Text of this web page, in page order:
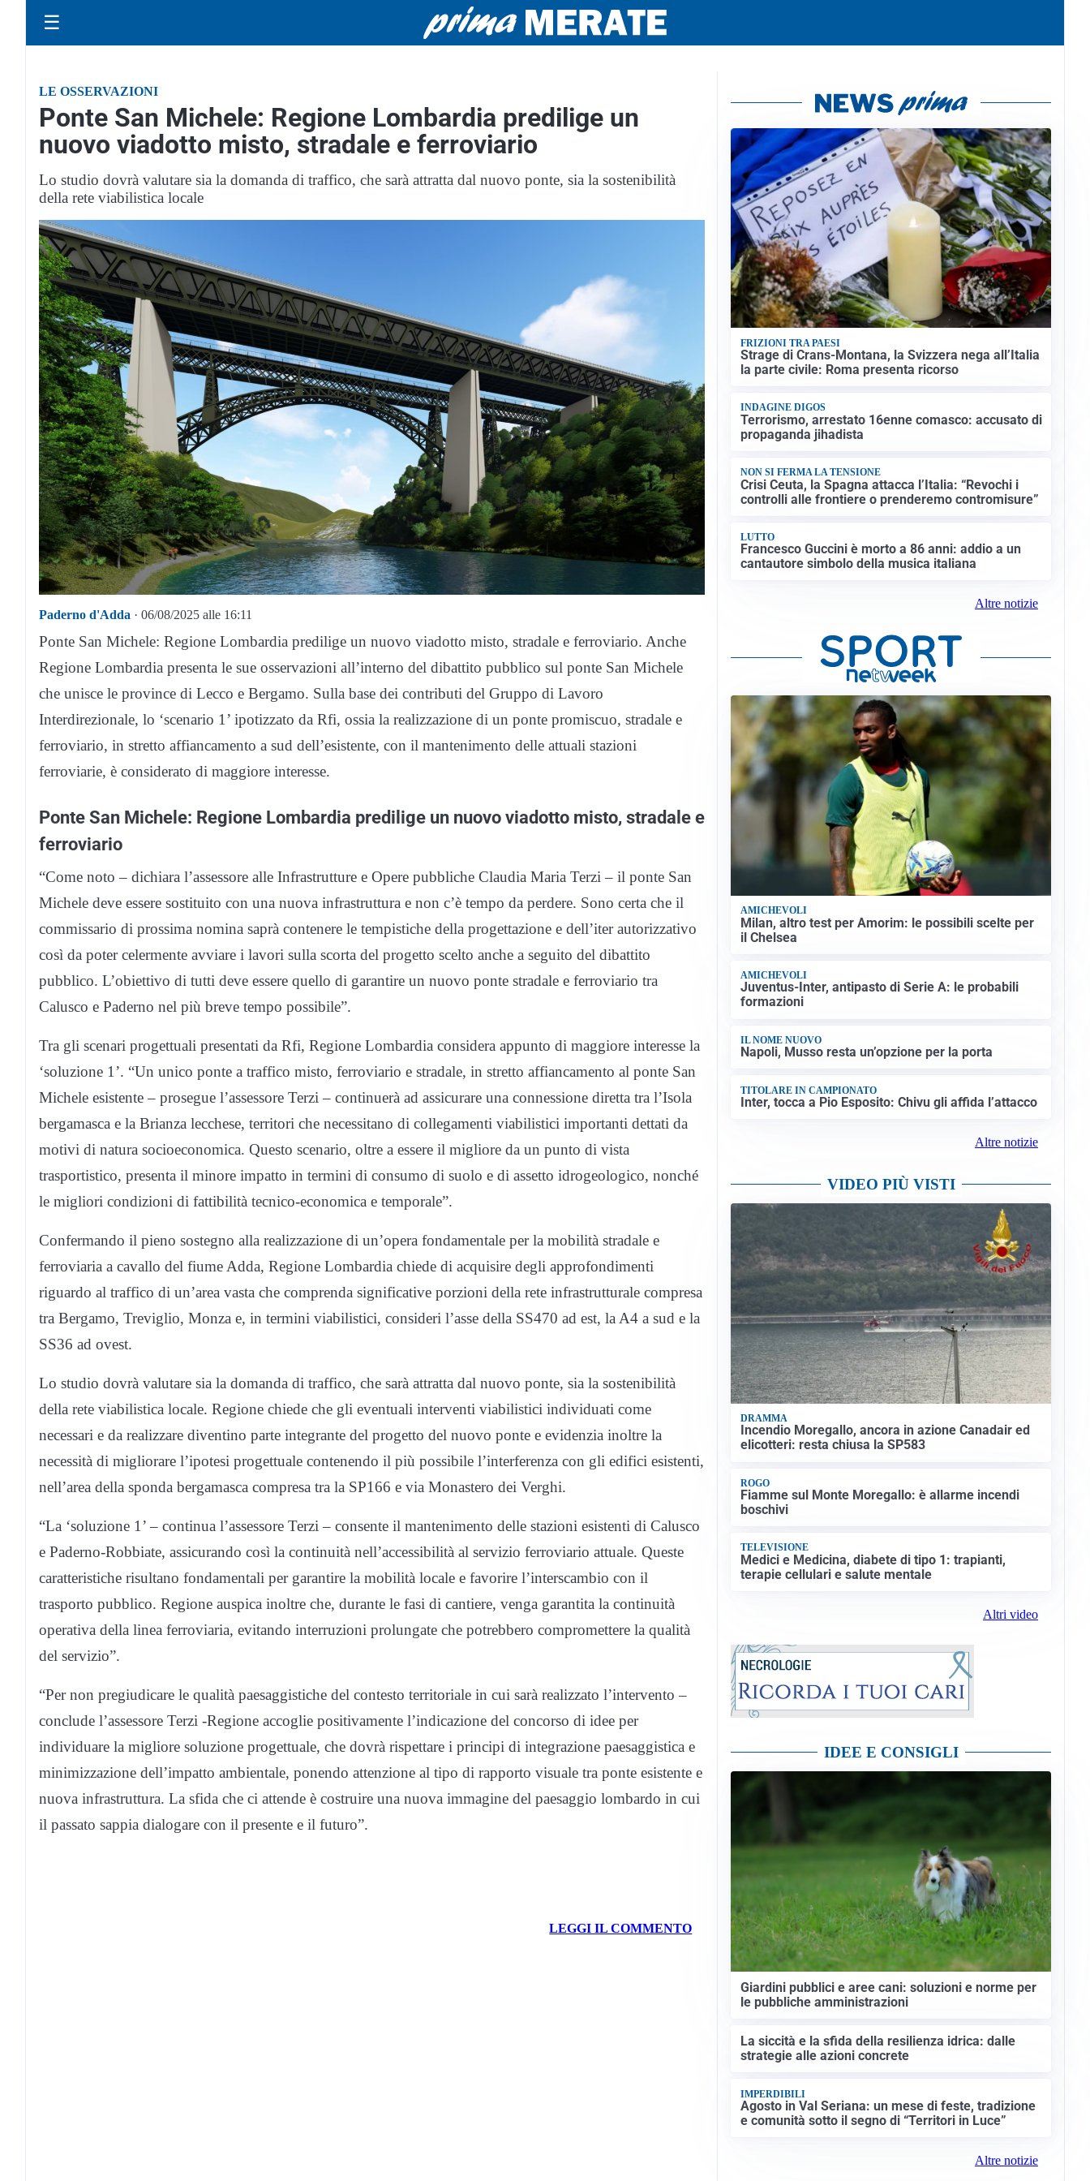
☰
LE OSSERVAZIONI
Ponte San Michele: Regione Lombardia predilige un
nuovo viadotto misto, stradale e ferroviario
Lo studio dovrà valutare sia la domanda di traffico, che sarà attratta dal nuovo ponte, sia la sostenibilità
della rete viabilistica locale
Paderno d'Adda · 06/08/2025 alle 16:11
Ponte San Michele: Regione Lombardia predilige un nuovo viadotto misto, stradale e ferroviario. Anche
Regione Lombardia presenta le sue osservazioni all’interno del dibattito pubblico sul ponte San Michele
che unisce le province di Lecco e Bergamo. Sulla base dei contributi del Gruppo di Lavoro
Interdirezionale, lo ‘scenario 1’ ipotizzato da Rfi, ossia la realizzazione di un ponte promiscuo, stradale e
ferroviario, in stretto affiancamento a sud dell’esistente, con il mantenimento delle attuali stazioni
ferroviarie, è considerato di maggiore interesse.
Ponte San Michele: Regione Lombardia predilige un nuovo viadotto misto, stradale e
ferroviario
“Come noto – dichiara l’assessore alle Infrastrutture e Opere pubbliche Claudia Maria Terzi – il ponte San
Michele deve essere sostituito con una nuova infrastruttura e non c’è tempo da perdere. Sono certa che il
commissario di prossima nomina saprà contenere le tempistiche della progettazione e dell’iter autorizzativo
così da poter celermente avviare i lavori sulla scorta del progetto scelto anche a seguito del dibattito
pubblico. L’obiettivo di tutti deve essere quello di garantire un nuovo ponte stradale e ferroviario tra
Calusco e Paderno nel più breve tempo possibile”.
Tra gli scenari progettuali presentati da Rfi, Regione Lombardia considera appunto di maggiore interesse la
‘soluzione 1’. “Un unico ponte a traffico misto, ferroviario e stradale, in stretto affiancamento al ponte San
Michele esistente – prosegue l’assessore Terzi – continuerà ad assicurare una connessione diretta tra l’Isola
bergamasca e la Brianza lecchese, territori che necessitano di collegamenti viabilistici importanti dettati da
motivi di natura socioeconomica. Questo scenario, oltre a essere il migliore da un punto di vista
trasportistico, presenta il minore impatto in termini di consumo di suolo e di assetto idrogeologico, nonché
le migliori condizioni di fattibilità tecnico-economica e temporale”.
Confermando il pieno sostegno alla realizzazione di un’opera fondamentale per la mobilità stradale e
ferroviaria a cavallo del fiume Adda, Regione Lombardia chiede di acquisire degli approfondimenti
riguardo al traffico di un’area vasta che comprenda significative porzioni della rete infrastrutturale compresa
tra Bergamo, Treviglio, Monza e, in termini viabilistici, consideri l’asse della SS470 ad est, la A4 a sud e la
SS36 ad ovest.
Lo studio dovrà valutare sia la domanda di traffico, che sarà attratta dal nuovo ponte, sia la sostenibilità
della rete viabilistica locale. Regione chiede che gli eventuali interventi viabilistici individuati come
necessari e da realizzare diventino parte integrante del progetto del nuovo ponte e evidenzia inoltre la
necessità di migliorare l’ipotesi progettuale contenendo il più possibile l’interferenza con gli edifici esistenti,
nell’area della sponda bergamasca compresa tra la SP166 e via Monastero dei Verghi.
“La ‘soluzione 1’ – continua l’assessore Terzi – consente il mantenimento delle stazioni esistenti di Calusco
e Paderno-Robbiate, assicurando così la continuità nell’accessibilità al servizio ferroviario attuale. Queste
caratteristiche risultano fondamentali per garantire la mobilità locale e favorire l’interscambio con il
trasporto pubblico. Regione auspica inoltre che, durante le fasi di cantiere, venga garantita la continuità
operativa della linea ferroviaria, evitando interruzioni prolungate che potrebbero compromettere la qualità
del servizio”.
“Per non pregiudicare le qualità paesaggistiche del contesto territoriale in cui sarà realizzato l’intervento –
conclude l’assessore Terzi -Regione accoglie positivamente l’indicazione del concorso di idee per
individuare la migliore soluzione progettuale, che dovrà rispettare i principi di integrazione paesaggistica e
minimizzazione dell’impatto ambientale, ponendo attenzione al tipo di rapporto visuale tra ponte esistente e
nuova infrastruttura. La sfida che ci attende è costruire una nuova immagine del paesaggio lombardo in cui
il passato sappia dialogare con il presente e il futuro”.
LEGGI IL COMMENTO
FRIZIONI TRA PAESI
Strage di Crans-Montana, la Svizzera nega all’Italia
la parte civile: Roma presenta ricorso
INDAGINE DIGOS
Terrorismo, arrestato 16enne comasco: accusato di
propaganda jihadista
NON SI FERMA LA TENSIONE
Crisi Ceuta, la Spagna attacca l’Italia: “Revochi i
controlli alle frontiere o prenderemo contromisure”
LUTTO
Francesco Guccini è morto a 86 anni: addio a un
cantautore simbolo della musica italiana
Altre notizie
AMICHEVOLI
Milan, altro test per Amorim: le possibili scelte per
il Chelsea
AMICHEVOLI
Juventus-Inter, antipasto di Serie A: le probabili
formazioni
IL NOME NUOVO
Napoli, Musso resta un’opzione per la porta
TITOLARE IN CAMPIONATO
Inter, tocca a Pio Esposito: Chivu gli affida l’attacco
Altre notizie
VIDEO PIÙ VISTI
DRAMMA
Incendio Moregallo, ancora in azione Canadair ed
elicotteri: resta chiusa la SP583
ROGO
Fiamme sul Monte Moregallo: è allarme incendi
boschivi
TELEVISIONE
Medici e Medicina, diabete di tipo 1: trapianti,
terapie cellulari e salute mentale
Altri video
IDEE E CONSIGLI
Giardini pubblici e aree cani: soluzioni e norme per
le pubbliche amministrazioni
La siccità e la sfida della resilienza idrica: dalle
strategie alle azioni concrete
IMPERDIBILI
Agosto in Val Seriana: un mese di feste, tradizione
e comunità sotto il segno di “Territori in Luce”
Altre notizie